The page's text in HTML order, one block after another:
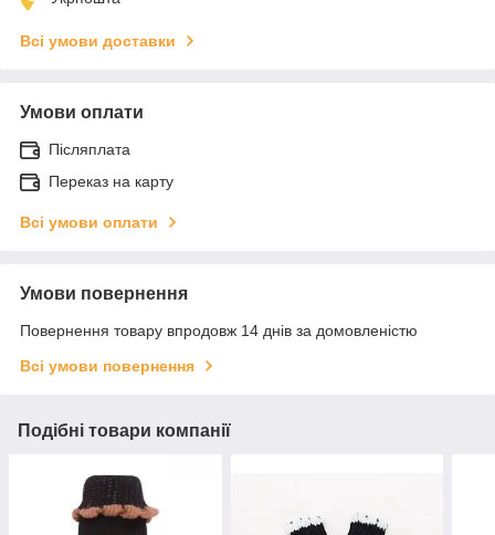
Всі умови доставки
Умови оплати
Післяплата
Переказ на карту
Всі умови оплати
Умови повернення
Повернення товару впродовж 14 днів за домовленістю
Всі умови повернення
Подібні товари компанії